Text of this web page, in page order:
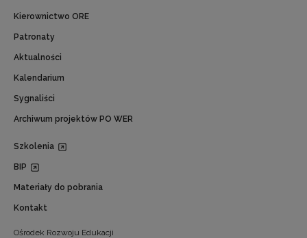
Kierownictwo ORE
Patronaty
Aktualności
Kalendarium
Sygnaliści
Archiwum projektów PO WER
Szkolenia
BIP
Materiały do pobrania
Kontakt
Ośrodek Rozwoju Edukacji